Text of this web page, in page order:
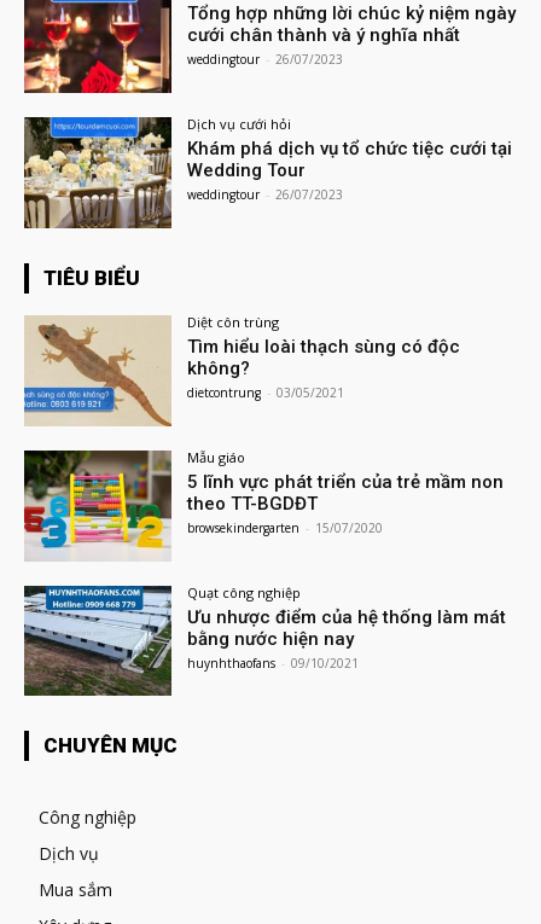
Tổng hợp những lời chúc kỷ niệm ngày
cưới chân thành và ý nghĩa nhất
weddingtour - 26/07/2023
Dịch vụ cưới hỏi
Khám phá dịch vụ tổ chức tiệc cưới tại
Wedding Tour
weddingtour - 26/07/2023
TIÊU BIỂU
Diệt côn trùng
Tìm hiểu loài thạch sùng có độc
không?
dietcontrung - 03/05/2021
Mẫu giáo
5 lĩnh vực phát triển của trẻ mầm non
theo TT-BGDĐT
browsekindergarten - 15/07/2020
Quạt công nghiệp
Ưu nhược điểm của hệ thống làm mát
bằng nước hiện nay
huynhthaofans - 09/10/2021
CHUYÊN MỤC
Công nghiệp
Dịch vụ
Mua sắm